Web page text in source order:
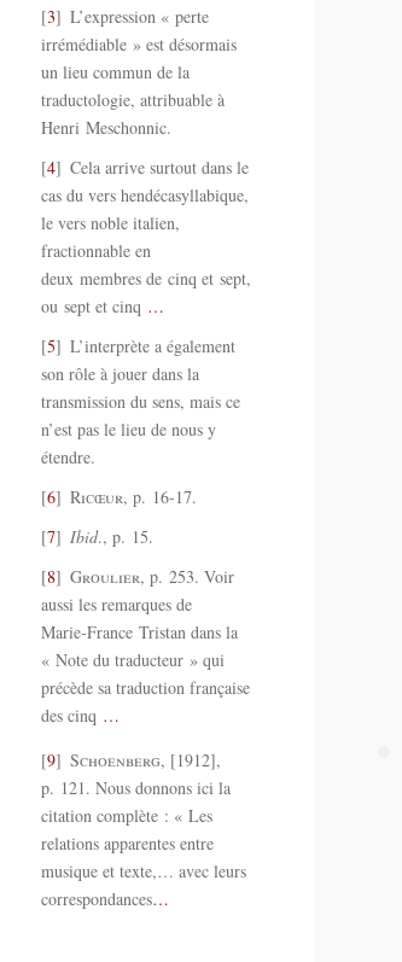
3
L’expression « perte
irrémédiable » est désormais
un lieu commun de la
traductologie, attribuable à
Henri Meschonnic.
4
Cela arrive surtout dans le
cas du vers hendécasyllabique,
le vers noble italien,
fractionnable en
deux membres de cinq et sept,
ou sept et cinq …
5
L’interprète a également
son rôle à jouer dans la
transmission du sens, mais ce
n’est pas le lieu de nous y
étendre.
6
Ricœur, p. 16‑17.
7
Ibid., p. 15.
8
Groulier, p. 253. Voir
aussi les remarques de
Marie‑France Tristan dans la
« Note du traducteur » qui
précède sa traduction française
des cinq …
9
Schoenberg, [1912],
p. 121. Nous donnons ici la
citation complète : « Les
relations apparentes entre
musique et texte,… avec leurs
correspondances…